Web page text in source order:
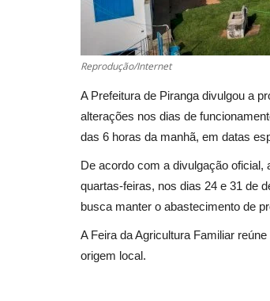
Reprodução/Internet
A Prefeitura de Piranga divulgou a
alterações nos dias de
das 6 horas da manhã, em datas
De acordo com a divulgação
quartas-feiras, nos dias 24 e 31 de
busca manter o abastecimento de
A Feira da Agricultura Familiar
origem local.